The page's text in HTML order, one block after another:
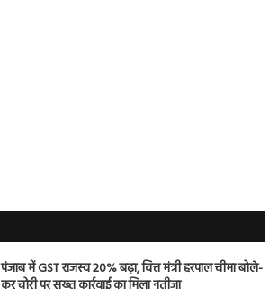
पंजाब में GST राजस्व 20% बढ़ा, वित्त मंत्री हरपाल चीमा बोले-
कर चोरी पर सख्त कार्रवाई का मिला नतीजा